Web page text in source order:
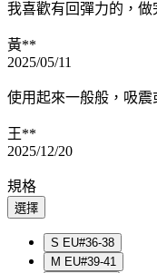
我喜歡有回彈力的，做
黃**
2025/05/11
使用起來一般般，吸震
王**
2025/12/20
規格
選擇
S EU#36-38
M EU#39-41